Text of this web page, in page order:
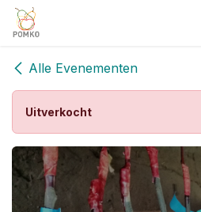
Overslaan naar inhoud
Alle Evenementen
Uitverkocht